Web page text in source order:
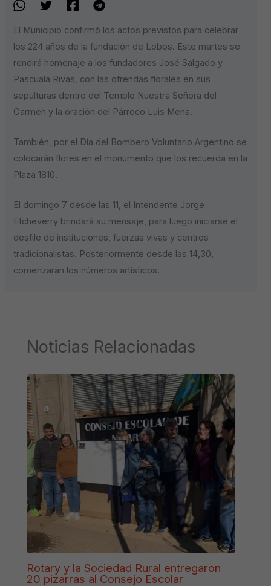
El Municipio confirmó los actos previstos para celebrar
los 224 años de la fundación de Lobos. Este martes se
rendirá homenaje a los fundadores José Salgado y
Pascuala Rivas, con las ofrendas florales en sus
sepulturas dentro del Templo Nuestra Señora del
Carmen y la oración del Párroco Luis Mena.
También, por el Día del Bombero Voluntario Argentino se
colocarán flores en el monumento que los recuerda en la
Plaza 1810.
El domingo 7 desde las 11, el Intendente Jorge
Etcheverry brindará su mensaje, para luego iniciarse el
desfile de instituciones, fuerzas vivas y centros
tradicionalistas. Posteriormente desde las 14,30,
comenzarán los números artísticos.
Noticias Relacionadas
Rotary y la Sociedad Rural entregaron
20 pizarras al Consejo Escolar